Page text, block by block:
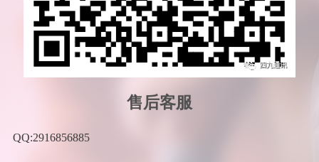
售后客服
QQ:2916856885